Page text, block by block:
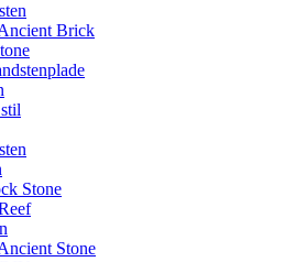
Brick
Stone
Stone